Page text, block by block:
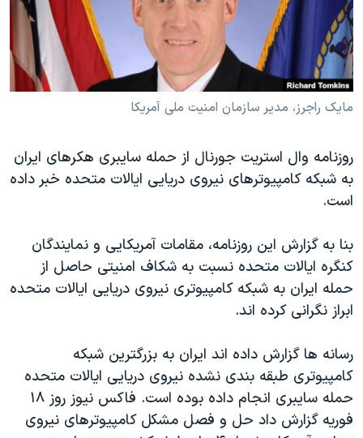
فرهنگ و زندگی
حقوق شهروندی
اقتصادی
علم و فناوری
گالری عکس
آرشیو پخش زنده
انتخابات ریاست جمهوری آمریکا ۲۰۲۴
حمله جمهوری اسلامی به اسرائیل
رمز مهسا
اعتراضات زن، زندگی، آزادی
مجموعه مستندهای دادخواهی
دادگاه حمید نوری
چهل سال گروگان‌گیری
قانون شفافیت دارائی کادر رهبری ایران
اسرائیل در جنگ
نرگس محمدی برنده جایزه نوبل صلح
همایش محافظه‌کاران آمریکا «سی‌پک»
دنبال کنید
مایک راجرز، مدیر سازمان امنیت ملی آمریکا
روزنامه وال استریت جورنال از حمله سایبری هکرهای ایران
به شبکه کامپیوترهای نیروی دریایی ایالات متحده خبر داده
است.
بنا به گزارش این روزنامه، مقامات آمریکایی و نمایندگان
کنگره ایالات متحده نسبت به شکاف امنیتی حاصل از
حمله ایران به شبکه کامپیوتری نیروی دریایی ایالات متحده
ابراز نگرانی کرده اند.
رسانه ها گزارش داده اند ایران به بزرگترین شبکه
کامپیوتری طبقه بندی نشده نیروی دریایی ایالات متحده
حمله سایبری انجام داده بوده است. فاکس نیوز روز ۱۸
فوریه گزارش داد حل و فصل مشکل کامپیوترهای نیروی